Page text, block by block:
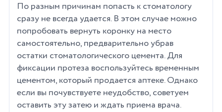
По разным причинам попасть к стоматологу
сразу не всегда удается. В этом случае можно
попробовать вернуть коронку на место
самостоятельно, предварительно убрав
остатки стоматологического цемента. Для
фиксации протеза воспользуйтесь временным
цементом, который продается аптеке. Однако
если вы почувствуете неудобство, советуем
оставить эту затею и ждать приема врача.